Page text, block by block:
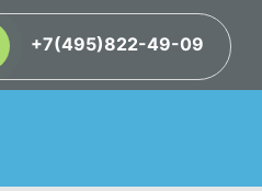
+7(495)822-49-09